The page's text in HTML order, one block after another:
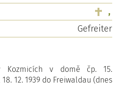
,
Gefreiter
Kozmicích v domě čp. 15.
12. 1939 do Freiwaldau (dnes